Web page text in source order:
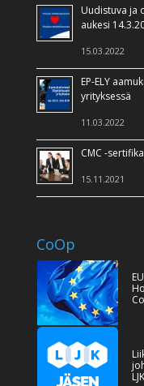
Uudistuva ja
aukesi
15.03.2022
EP-ELY
yrityksessä
11.03.2022
CMC -
15.11.2021
CoOp